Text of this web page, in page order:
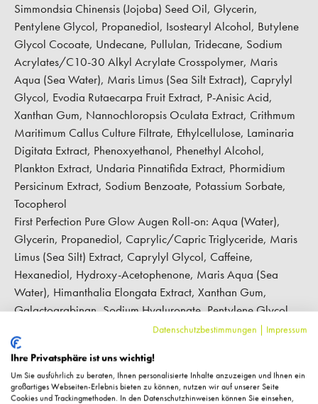
Simmondsia Chinensis (Jojoba) Seed Oil, Glycerin,
Pentylene Glycol, Propanediol, Isostearyl Alcohol, Butylene
Glycol Cocoate, Undecane, Pullulan, Tridecane, Sodium
Acrylates/C10-30 Alkyl Acrylate Crosspolymer, Maris
Aqua (Sea Water), Maris Limus (Sea Silt Extract), Caprylyl
Glycol, Evodia Rutaecarpa Fruit Extract, P-Anisic Acid,
Xanthan Gum, Nannochloropsis Oculata Extract, Crithmum
Maritimum Callus Culture Filtrate, Ethylcellulose, Laminaria
Digitata Extract, Phenoxyethanol, Phenethyl Alcohol,
Plankton Extract, Undaria Pinnatifida Extract, Phormidium
Persicinum Extract, Sodium Benzoate, Potassium Sorbate,
Tocopherol
First Perfection Pure Glow Augen Roll-on: Aqua (Water),
Glycerin, Propanediol, Caprylic/Capric Triglyceride, Maris
Limus (Sea Silt) Extract, Caprylyl Glycol, Caffeine,
Hexanediol, Hydroxy-Acetophenone, Maris Aqua (Sea
Water), Himanthalia Elongata Extract, Xanthan Gum,
Galactoarabinan, Sodium Hyaluronate, Pentylene Glycol,
Chlorella Vulgaris Extract, Ceratonia Siliqua (Carob) Gum,
Glucose, N-Prolyl Palmitoyl Tripeptide-56 Acetate
Seacrets Beauty Elixir:Aqua (Water). Glycerin, Maris Limus
(Sea Silt) Extract, Pentylene Glycol, Propanediol, Sodium
Potassium Aluminum Silicate, Perfluorodecalin, Simmondsia
Datenschutzbestimmungen | Impressum
Ihre Privatsphäre ist uns wichtig!
Um Sie ausführlich zu beraten, Ihnen personalisierte Inhalte anzuzeigen und Ihnen ein
großartiges Webseiten-Erlebnis bieten zu können, nutzen wir auf unserer Seite
Cookies und Trackingmethoden. In den Datenschutzhinweisen können Sie einsehen,